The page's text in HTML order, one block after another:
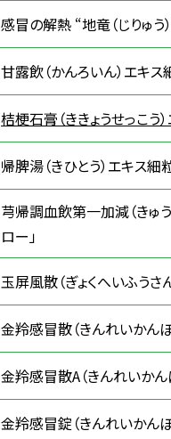
感冒の解熱 “地竜（じりゅう
甘露飲（かんろいん）エキス
桔梗石膏（ききょうせっこう
帰脾湯（きひとう）エキス細
芎帰調血飲第一加減（きゅ
ロー」
玉屏風散（ぎょくへいふうさ
金羚感冒散（きんれいかん
金羚感冒散A（きんれいかん
金羚感冒錠（きんれいかんぼ